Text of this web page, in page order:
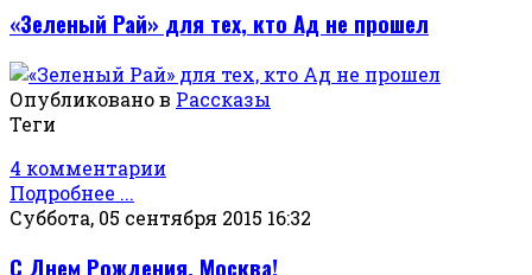
«Зеленый Рай» для тех, кто Ад не прошел
Опубликовано в Рассказы
Теги
4 комментарии
Подробнее ...
Суббота, 05 сентября 2015 16:32
С Днем Рождения, Москва!